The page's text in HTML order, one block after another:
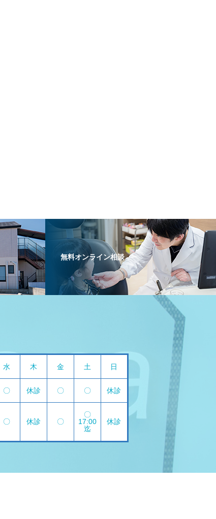
無料オンライン相談
水 木 金 土 日
〇 休診 〇 〇 休診
〇 休診 〇
〇
17:00
迄
休診